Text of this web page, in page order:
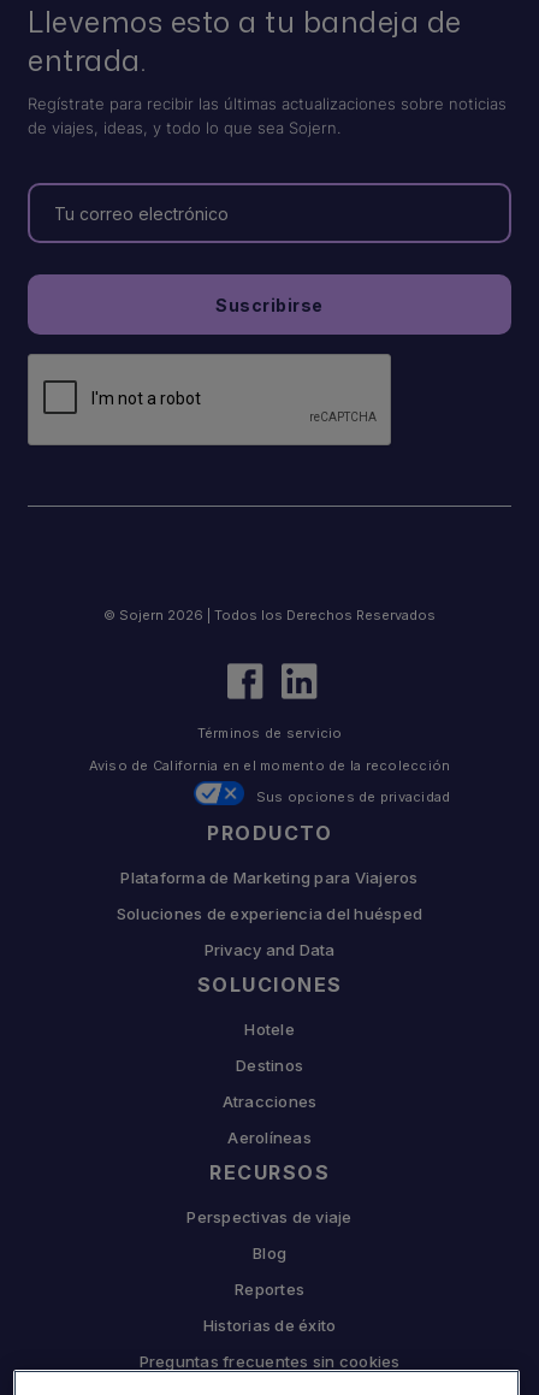
Llevemos esto a tu bandeja de
entrada.
Regístrate para recibir las últimas actualizaciones sobre noticias
de viajes, ideas, y todo lo que sea Sojern.
PRODUCTO
Plataforma de Marketing para Viajeros
Soluciones de experiencia del huésped
Privacy and Data
SOLUCIONES
Hotele
Destinos
Atracciones
Aerolíneas
RECURSOS
Perspectivas de viaje
Blog
Reportes
Historias de éxito
Preguntas frecuentes sin cookies
© Sojern 2026 | Todos los Derechos Reservados
Términos de servicio
Aviso de California en el momento de la recolección
Sus opciones de privacidad